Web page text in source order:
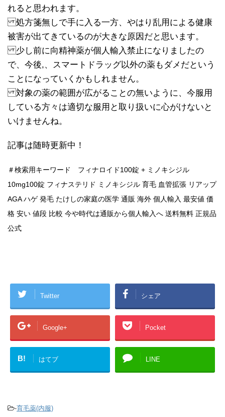
れると思われます。
処方箋無しで手に入る一方、やはり乱用による健康
被害が出てきているのが大きな原因だと思います。
少し前に向精神薬が個人輸入禁止になりましたの
で、今後,、スマートドラッグ以外の薬もダメだという
ことになっていくかもしれません。
対象の薬の範囲が広がることの無いように、今服用
している方々は適切な服用と取り扱いに心がけないと
いけませんね。
記事は随時更新中！
＃検索用キーワード フィナロイド100錠 + ミノキシジル
10mg100錠 フィナステリド ミノキシジル 育毛 血管拡張 リアップ
AGA ハゲ 発毛 たけしの家庭の医学 通販 海外 個人輸入 最安値 価
格 安い 値段 比較 今や時代は通販から個人輸入へ 送料無料 正規品
公式
Twitter シェア
Google+ Pocket
B! はてブ LINE
-育毛薬(内服)